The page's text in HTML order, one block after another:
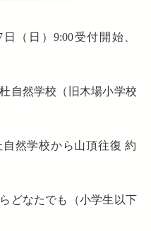
（日）9:00受付開始、
自然学校（旧木場小学校
然学校から山頂往復 約
どなたでも（小学生以下